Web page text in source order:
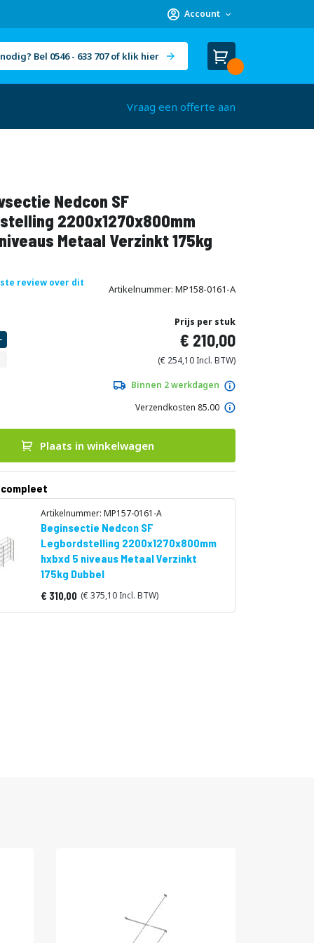
Account
Bel 0546 - 633 707 of klik hier
Winkelwagen
Cart
Vraag een offerte aan
Nedcon SF
2200x1270x800mm
Metaal Verzinkt 175kg
review over dit
Artikelnummer MP158-0161-A
Prijs per stuk
210,00
254,10
Binnen 2 werkdagen
Verzendkosten 85.00
Plaats in winkelwagen
Artikelnummer: MP157-0161-A
Beginsectie Nedcon SF
Legbordstelling 2200x1270x800mm
hxbxd 5 niveaus Metaal Verzinkt
175kg Dubbel
Vanaf
310,00 375,10